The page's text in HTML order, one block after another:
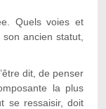
Quels voies et
ancien statut,
dit, de penser
la plus
se ressaisir, doit